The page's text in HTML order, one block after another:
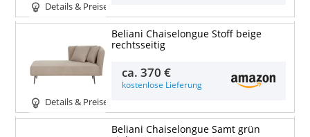
Details & Preise
Details & Preise
Beliani Chaiselongue Stoff beige
rechtsseitig
ca.370 €
kostenlose Lieferung
Beliani Chaiselongue Samt grün